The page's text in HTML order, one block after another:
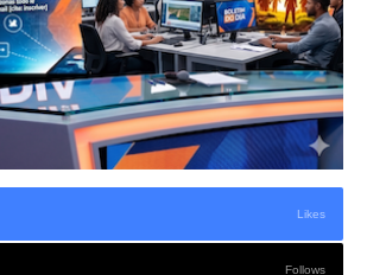
Likes
Follows